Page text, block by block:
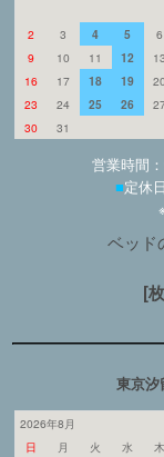
2
3 4 5 6
9
10 11 12 13
16
17 18 19 20
23
24 25 26
30
31
営業時間
■定休
ベッド
[
東京汐
2026年8月
日
月 火 水 木